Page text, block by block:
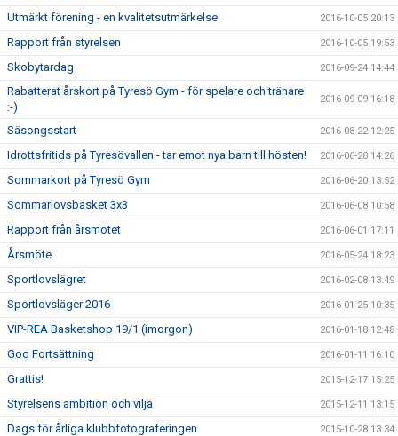
Utmärkt förening - en kvalitetsutmärkelse 2016-10-05 20:13
Rapport från styrelsen 2016-10-05 19:53
Skobytardag 2016-09-24 14:44
Rabatterat årskort på Tyresö Gym - för spelare och tränare
:-)
2016-09-09 16:18
Säsongsstart 2016-08-22 12:25
Idrottsfritids på Tyresövallen - tar emot nya barn till hösten! 2016-06-28 14:26
Sommarkort på Tyresö Gym 2016-06-20 13:52
Sommarlovsbasket 3x3 2016-06-08 10:58
Rapport från årsmötet 2016-06-01 17:11
Årsmöte 2016-05-24 18:23
Sportlovslägret 2016-02-08 13:49
Sportlovsläger 2016 2016-01-25 10:35
VIP-REA Basketshop 19/1 (imorgon) 2016-01-18 12:48
God Fortsättning 2016-01-11 16:10
Grattis! 2015-12-17 15:25
Styrelsens ambition och vilja 2015-12-11 13:15
Dags för årliga klubbfotograferingen 2015-10-28 13:34